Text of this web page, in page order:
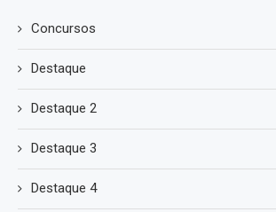
Concursos
Destaque
Destaque 2
Destaque 3
Destaque 4